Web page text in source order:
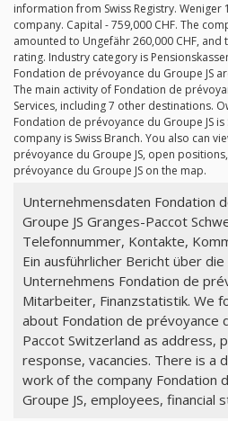
information from Swiss Registry. Weniger
company. Capital - 759,000 CHF. The
amounted to Ungefähr 260,000 CHF,
rating. Industry category is
Fondation de prévoyance du Groupe JS
The main activity of Fondation de
Services, including 7 other destinations.
Fondation de prévoyance du Groupe JS
company is Swiss Branch. You also can
prévoyance du Groupe JS, open
prévoyance du Groupe JS on the map.
Unternehmensdaten Fondation
Groupe JS Granges-Paccot
Telefonnummer, Kontakte,
Ein ausführlicher Bericht über
Unternehmens Fondation de
Mitarbeiter, Finanzstatistik. We
about Fondation de prévoyance
Paccot Switzerland as address,
response, vacancies. There is a
work of the company Fondation
Groupe JS, employees, financial